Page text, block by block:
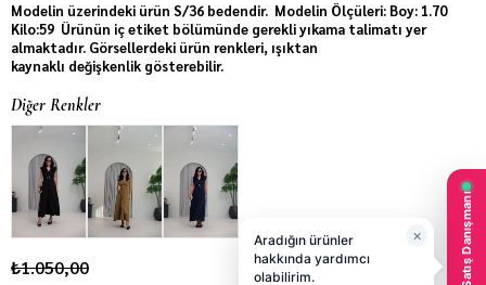
Modelin üzerindeki ürün S/36 bedendir. Modelin Ölçüleri: Boy: 1.70
Kilo:59 Ürünün iç etiket bölümünde gerekli yıkama talimatı yer
almaktadır. Görsellerdeki ürün renkleri, ışıktan
kaynaklı değişkenlik gösterebilir.
Diğer Renkler
₺1.050,00